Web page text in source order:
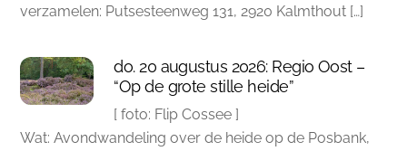
verzamelen: Putsesteenweg 131, 2920 Kalmthout […]
do. 20 augustus 2026: Regio Oost –
“Op de grote stille heide”
[ foto: Flip Cossee ]
Wat: Avondwandeling over de heide op de Posbank,